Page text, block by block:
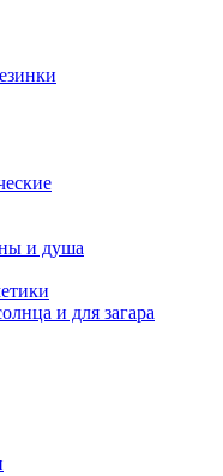
и душа
и для загара